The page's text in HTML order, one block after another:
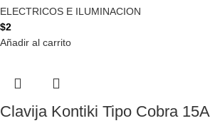
ELECTRICOS E ILUMINACION
$2
Añadir al carrito
Clavija Kontiki Tipo Cobra 15A